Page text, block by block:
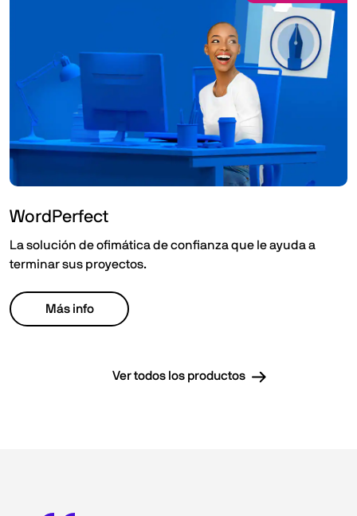
WordPerfect
La solución de ofimática de confianza que le ayuda a
terminar sus proyectos.
Más info
Ver todos los productos